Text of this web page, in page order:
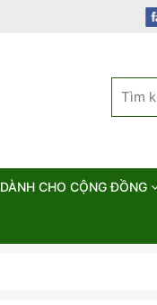
DÀNH CHO CỘNG ĐỒNG